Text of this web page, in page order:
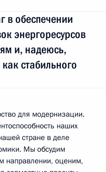
в обеспечении
энергоресурсов
и, надеюсь,
стабильного
для модернизации.
наших
стране в деле
Мы обсудим
направлении, оценим,